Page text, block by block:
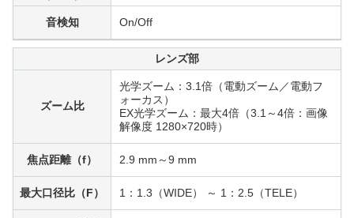
音検知 On/Off
レンズ部
ズーム比
光学ズーム：3.1倍（電動ズーム／電動フ
ォーカス）
EX光学ズーム：最大4倍（3.1～4倍：画像
解像度 1280×720時）
焦点距離（f） 2.9 mm～9 mm
最大口径比（F） 1：1.3（WIDE） ～ 1：2.5（TELE）